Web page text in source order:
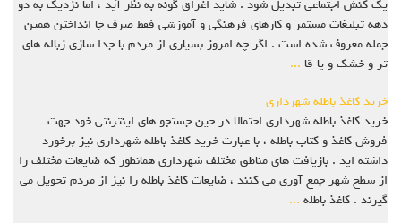
یک کنش اجتماعی تبدیل شود . شاید اغراق گونه به نظر آید ، اما نزدیک به دو
دهه تبلیغات مستمر و کارهای فرهنگی و آموزشی فقط صرف جا انداختن همین
جمله معروف شده است . اگر چه امروز بسیاری از مردم با جدا سازی زباله های
تر و خشک و یا قا ...
خرید کاغذ باطله شهرداری
خرید کاغذ باطله شهرداری احتمالا در حین جستجو های اینترنتی خود جهت
فروش کاغذ و کتاب باطله ، با عبارت خرید کاغذ باطله شهرداری نیز برخورد
داشته اید . بازیافت های مناطق مختلف شهرداری همانطور که ضایعات مختلف را
از سطح شهر جمع آوری می کنند ، ضایعات کاغذ باطله را نیز از مردم تحویل می
گیرند . کاغذ باطله ...